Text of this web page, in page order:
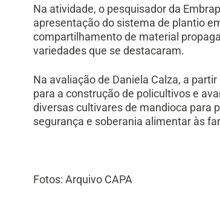
Na atividade, o pesquisador da
apresentação do sistema de plantio
compartilhamento de material
variedades que se destacaram.
Na avaliação de Daniela Calza, a
para a construção de policultivos e
diversas cultivares de mandioca para
segurança e soberania alimentar às
Fotos: Arquivo CAPA